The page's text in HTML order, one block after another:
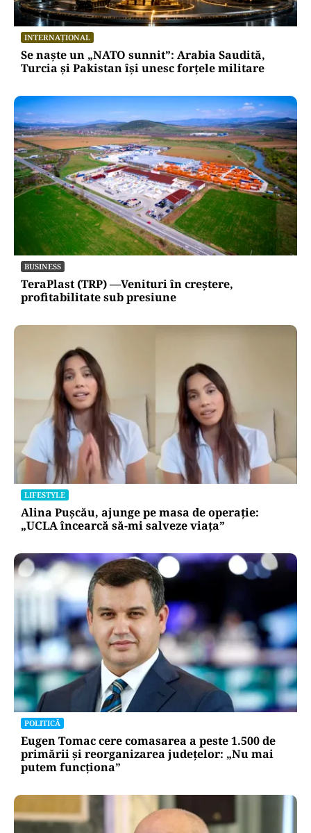
INTERNAȚIONAL
Se naște un „NATO sunnit”: Arabia Saudită,
Turcia și Pakistan își unesc forțele militare
BUSINESS
TeraPlast (TRP) —Venituri în creștere,
profitabilitate sub presiune
LIFESTYLE
Alina Pușcău, ajunge pe masa de operație:
„UCLA încearcă să-mi salveze viața”
POLITICĂ
Eugen Tomac cere comasarea a peste 1.500 de
primării și reorganizarea județelor: „Nu mai
putem funcționa”